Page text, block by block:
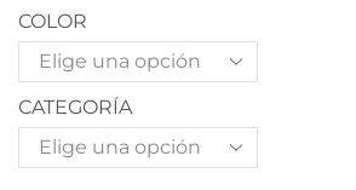
COLOR
CATEGORÍA